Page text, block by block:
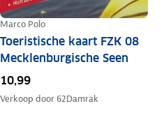
Marco Polo
Toeristische kaart FZK 08
Mecklenburgische Seen
10,99
Verkoop door 62Damrak